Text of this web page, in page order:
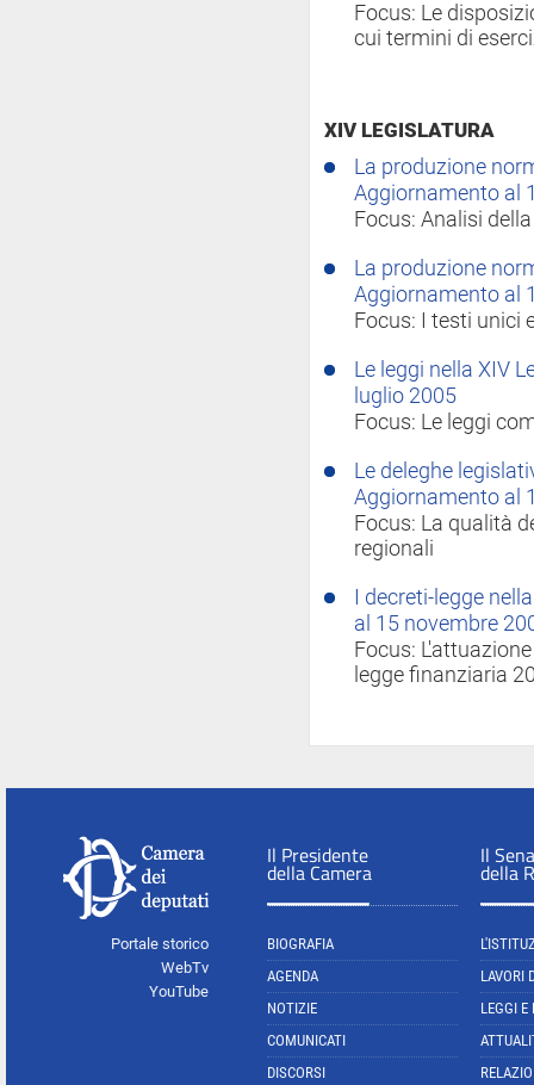
Focus: Le
cui termini di
XIV LEGISLATURA
La produzione
Aggiornamento al
Focus: Analisi
La produzione
Aggiornamento al
Focus: I testi unici
Le leggi nella XIV
luglio 2005
Focus: Le leggi
Le deleghe
Aggiornamento al
Focus: La qualità
regionali
I decreti-legge
al 15 novembre
Focus:
legge finanziaria
Portale storico
WebTv
YouTube
Il Presidente
della Camera
BIOGRAFIA
AGENDA
NOTIZIE
COMUNICATI
DISCORSI
Il
della
LAVORI
LEGGI E